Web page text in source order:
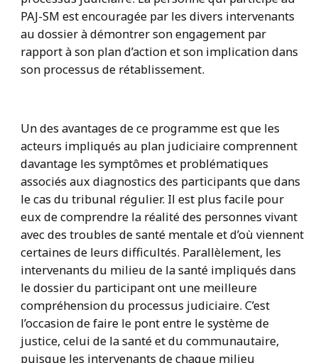
PAJ-SM est encouragée par les divers intervenants
au dossier à démontrer son engagement par
rapport à son plan d’action et son implication dans
son processus de rétablissement.
Un des avantages de ce programme est que les
acteurs impliqués au plan judiciaire comprennent
davantage les symptômes et problématiques
associés aux diagnostics des participants que dans
le cas du tribunal régulier. Il est plus facile pour
eux de comprendre la réalité des personnes vivant
avec des troubles de santé mentale et d’où viennent
certaines de leurs difficultés. Parallèlement, les
intervenants du milieu de la santé impliqués dans
le dossier du participant ont une meilleure
compréhension du processus judiciaire. C’est
l’occasion de faire le pont entre le système de
justice, celui de la santé et du communautaire,
puisque les intervenants de chaque milieu